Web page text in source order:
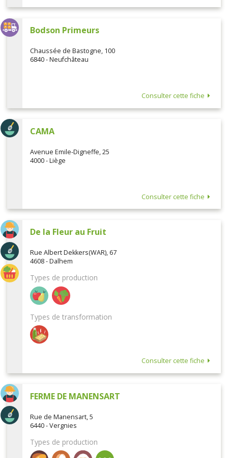
Bodson Primeurs
Chaussée de Bastogne, 100
6840 - Neufchâteau
Consulter cette fiche
CAMA
Avenue Emile-Digneffe, 25
4000 - Liège
Consulter cette fiche
De la Fleur au Fruit
Rue Albert Dekkers(WAR), 67
4608 - Dalhem
Types de production
Types de transformation
Consulter cette fiche
FERME DE MANENSART
Rue de Manensart, 5
6440 - Vergnies
Types de production